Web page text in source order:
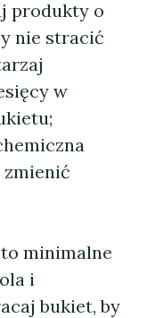
produkty o
nie stracić
w
zmienić
minimalne
i
bukiet, by